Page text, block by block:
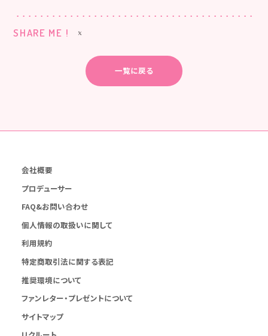
SHARE ME !
一覧に戻る
会社概要
プロデューサー
FAQ&お問い合わせ
個人情報の取扱いに関して
利用規約
特定商取引法に関する表記
推奨環境について
ファンレター・プレゼントについて
サイトマップ